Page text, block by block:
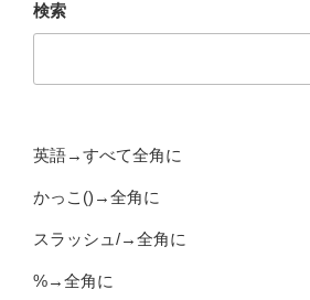
検索
英語→すべて全角に
かっこ()→全角に
スラッシュ/→全角に
%→全角に